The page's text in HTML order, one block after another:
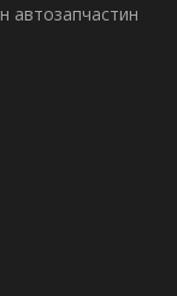
автозапчастин